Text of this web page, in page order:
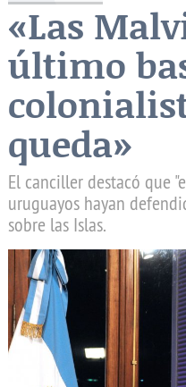
«Las
último
queda»
El canciller destacó que
uruguayos hayan
sobre las Islas.